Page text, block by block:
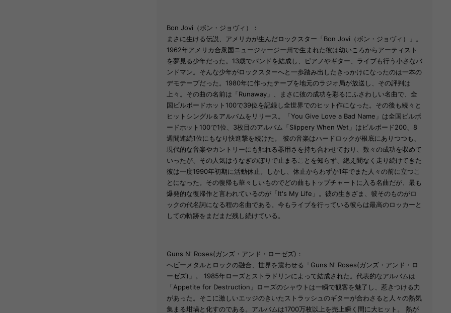
Bon Jovi（ボン・ジョヴィ）：
まさに生ける伝説、アメリカが生んだロックスター「Bon Jovi（ボン・ジョヴィ）」。
1962年アメリカ合衆国ニュージャージー州で生まれた彼は幼いころからアーティスト
を夢見る少年だった。13歳でバンドを結成し、ピアノやギター、ライブも行う小さなバ
ンドマン。そんな少年がロックスターへと一歩踏み出したきっかけになったのは一本の
デモテープだった。1980年に作ったテープを地元のラジオ局が放送し、その評判は
上々。その曲の名前は「Runaway」、まさに彼の成功を彩るにふさわしい名曲で、全
国ビルボードホット100で39位を記録し全世界でのヒット作になった。その後も続々と
ヒットシングル＆アルバムをリリース。「You Give Love a Bad Name」は全国ビルボ
ードホット100で1位、3枚目のアルバム「Slippery When Wet」はビルボード200、8
週間連続1位にもなり快進撃を続けた。 彼の音楽はハードロックが根底にありつつも、
現代的な音楽やカントリーにも触れる器用さを持ち合わせており、数々の成功を収めて
いったが、その人気はうなぎのぼりで止まることを知らず、絶え間なく走り続けてきた
彼は一度1990年初期に活動休止。しかし、休止からわずか1年でまた人々の前に立つこ
とになった。その復帰も華々しいものでどの曲もトップチャートに入る名曲だが、最も
爆発的な復帰作と言われているのが「It's My Life」。彼の生きざま、彼そのものがロ
ックの代名詞になる程の名曲である。今もライブを行っている彼らは最高のロッカーと
しての軌跡をまだまだ残し続けている。
Guns N' Roses(ガンズ・アンド・ローゼズ)：
ヘビーメタルとロックの融合、世界を震わせる「Guns N' Roses(ガンズ・アンド・ロ
ーゼズ)」。 1985年ローズとストラドリンによって結成された。代表的なアルバムは
「Appetite for Destruction」ローズのシャウトは一瞬で観客を魅了し、惹きつける力
があった。そこに激しいエッジのきいたストラッシュのギターが合わさると人々の熱気
集まる坩堝と化すのである。アルバムは1700万枚以上を売上瞬く間に大ヒット。 熱が